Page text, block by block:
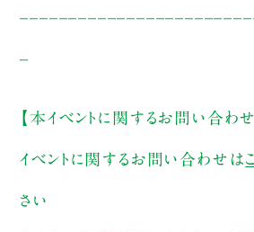
【本イベントに関するお問い合わせ
イベントに関するお問い合わせは
さい